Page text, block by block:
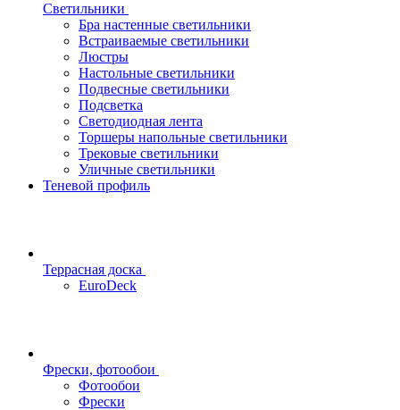
Светильники
Бра настенные светильники
Встраиваемые светильники
Люстры
Настольные светильники
Подвесные светильники
Подсветка
Светодиодная лента
Торшеры напольные светильники
Трековые светильники
Уличные светильники
Теневой профиль
Террасная доска
EuroDeck
Фрески, фотообои
Фотообои
Фрески